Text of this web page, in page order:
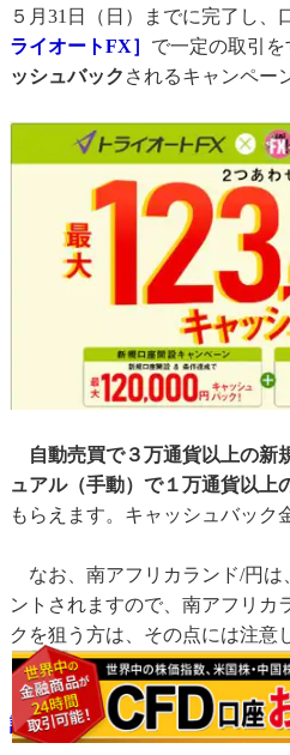
５月31日（日）までに完了し、
ライオートFX］ で一定の取引を
ッシュバック されるキャンペー
自動売買で３万通貨以上の新
ュアル（手動）で１万通貨以上
もらえます。キャッシュバック
なお、南アフリカランド/円は
ントされますので、南アフリカ
クを狙う方は、その点には注意
また、 最大12万円 がキャッシ
証券独自の新規口座開設キャン